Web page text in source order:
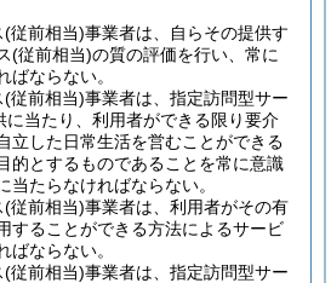
(従前相当)事業者は、自らその提供す
(従前相当)の質の評価を行い、常に
ばならない。
(従前相当)事業者は、指定訪問型サー
に当たり、利用者ができる限り要介
立した日常生活を営むことができる
的とするものであることを常に意識
当たらなければならない。
(従前相当)事業者は、利用者がその有
することができる方法によるサービ
ばならない。
(従前相当)事業者は、指定訪問型サー